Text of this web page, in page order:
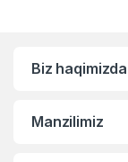
Biz haqimizda
Manzilimiz